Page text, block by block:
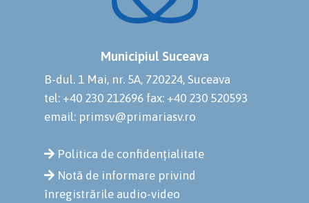
Municipiul Suceava
B-dul. 1 Mai, nr. 5A, 720224, Suceava
tel: +40 230 212696 fax: +40 230 520593
email: primsv@primariasv.ro
Politica de confidențialitate
Notă de informare privind
înregistrările audio-video